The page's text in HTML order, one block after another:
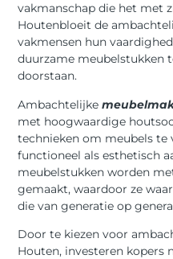
vakmanschap die het met
Houtenbloeit de
vakmensen hun
duurzame meubelstukken
doorstaan.
Ambachtelijke
met hoogwaardige
technieken om meubels te
functioneel als esthetisch
meubelstukken worden
gemaakt, waardoor ze
die van generatie op
Door te kiezen voor
Houten, investeren kopers